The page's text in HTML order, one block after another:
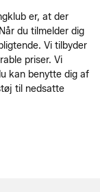
er, at der
du tilmelder dig
Vi tilbyder
priser. Vi
kan benytte dig af
til nedsatte